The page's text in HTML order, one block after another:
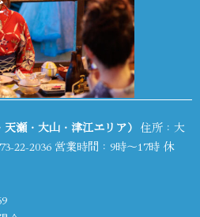
瀬・大山・津江エリア） 住所：大
22-2036 営業時間：9時～17時 休